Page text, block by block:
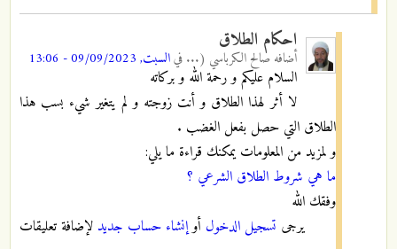
احكام الطلاق
أضافه صالح الكرباسي (... فيالسبت, 09/09/2023 - 13:06
السلام عليكم و رحمة الله و بركاته
لا أثر لهذا الطلاق و أنت زوجته و لم يتغير شيء بسب هذا
الطلاق التي حصل بفعل الغضب .
و لمزيد من المعلومات يمكنك قراءة ما يلي:
ما هي شروط الطلاق الشرعي ؟
وفقك الله
يرجى تسجيل الدخول أوإنشاء حساب جديد لإضافة تعليقات